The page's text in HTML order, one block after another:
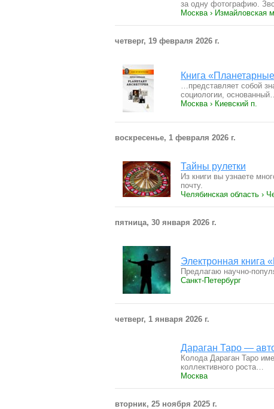
за одну фотографию.
Москва › Измайловская
четверг, 19 февраля 2026 г.
Книга
…представляет собой
социологии,
Москва › Киевский п.
воскресенье, 1 февраля 2026 г.
Тайны рулетки
Из книги вы узнаете
почту.
Челябинская область ›
пятница, 30 января 2026 г.
Электронная книга
Предлагаю научно-
Санкт-Петербург
четверг, 1 января 2026 г.
Дараган Таро —
Колода Дараган Таро
коллективного роста…
Москва
вторник, 25 ноября 2025 г.